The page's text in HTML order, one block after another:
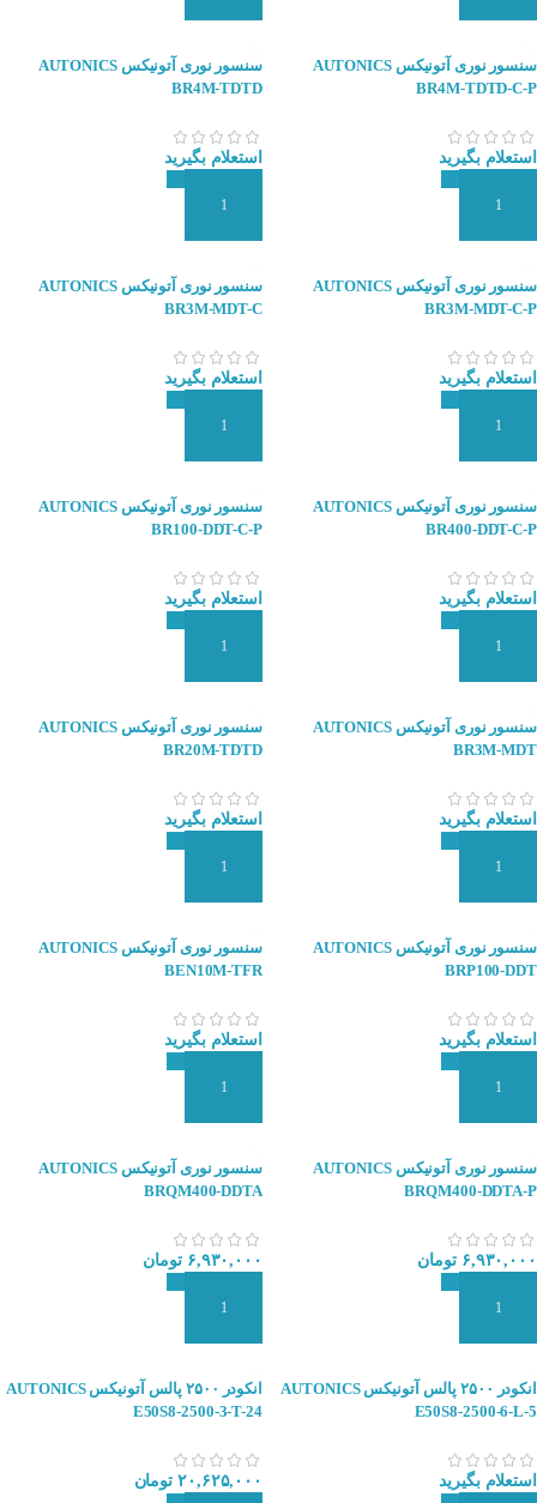
سنسور نوری آتونیکس AUTONICS
BR4M-TDTD-C-P
استعلام بگیرید
سنسور نوری آتونیکس AUTONICS
BR4M-TDTD
استعلام بگیرید
سنسور نوری آتونیکس AUTONICS
BR3M-MDT-C-P
استعلام بگیرید
سنسور نوری آتونیکس AUTONICS
BR3M-MDT-C
استعلام بگیرید
سنسور نوری آتونیکس AUTONICS
BR400-DDT-C-P
استعلام بگیرید
سنسور نوری آتونیکس AUTONICS
BR100-DDT-C-P
استعلام بگیرید
سنسور نوری آتونیکس AUTONICS
BR3M-MDT
استعلام بگیرید
سنسور نوری آتونیکس AUTONICS
BR20M-TDTD
استعلام بگیرید
سنسور نوری آتونیکس AUTONICS
BRP100-DDT
استعلام بگیرید
سنسور نوری آتونیکس AUTONICS
BEN10M-TFR
استعلام بگیرید
سنسور نوری آتونیکس AUTONICS
BRQM400-DDTA-P
۶,۹۳۰,۰۰۰ تومان
سنسور نوری آتونیکس AUTONICS
BRQM400-DDTA
۶,۹۳۰,۰۰۰ تومان
انکودر ۲۵۰۰ پالس آتونیکس AUTONICS
E50S8-2500-6-L-5
استعلام بگیرید
انکودر ۲۵۰۰ پالس آتونیکس AUTONICS
E50S8-2500-3-T-24
۲۰,۶۲۵,۰۰۰ تومان